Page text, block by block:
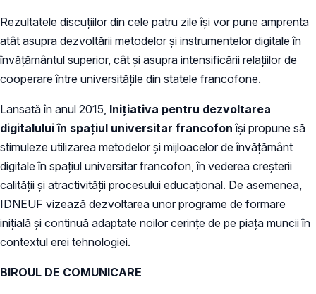
Rezultatele discuțiilor din cele patru zile își vor pune amprenta
atât asupra dezvoltării metodelor și instrumentelor digitale în
învățământul superior, cât și asupra intensificării relațiilor de
cooperare între universitățile din statele francofone.
Lansată în anul 2015, Inițiativa pentru dezvoltarea
digitalului în spațiul universitar francofon își propune să
stimuleze utilizarea metodelor și mijloacelor de învățământ
digitale în spațiul universitar francofon, în vederea creșterii
calității și atractivității procesului educațional. De asemenea,
IDNEUF vizează dezvoltarea unor programe de formare
inițială și continuă adaptate noilor cerințe de pe piața muncii în
contextul erei tehnologiei.
BIROUL DE COMUNICARE